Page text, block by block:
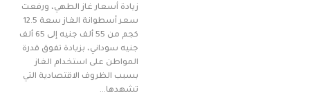
زيادة أسعار غاز الطهي، ورفعت
سعر أسطوانة الغاز سعة 12.5
كجم من 55 ألف جنيه إلى 65 ألف
جنيه سوداني، بزيادة تفوق قدرة
المواطن على استخدام الغاز
بسبب الظروف الاقتصادية التي
تشهدها…